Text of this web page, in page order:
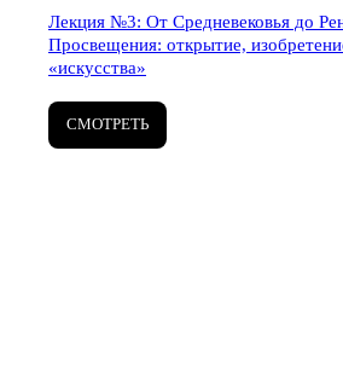
Лекция №3: От Средневековья до
Просвещения: открытие,
«искусства»
СМОТРЕТЬ